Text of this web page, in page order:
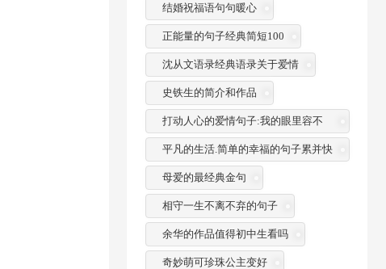
结婚祝福语句句暖心
正能量的句子经典简短100
沈从文语录经典语录关于爱情
史铁生的简介和作品
打动人心的爱情句子:我的眼里容不
了一粒沙
平凡的生活.简单的幸福的句子累并快
乐着
母爱的最经典金句
相守一生不离不弃的句子
余华的作品值得初中生看吗
奇妙萌可珍珠公主变好